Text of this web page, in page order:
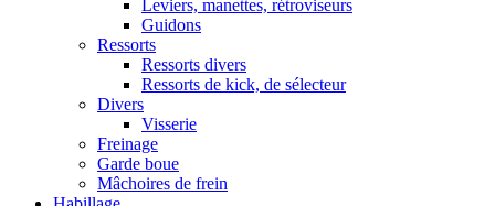
Leviers, manettes, rétroviseurs
Guidons
Ressorts
Ressorts divers
Ressorts de kick, de sélecteur
Divers
Visserie
Freinage
Garde boue
Mâchoires de frein